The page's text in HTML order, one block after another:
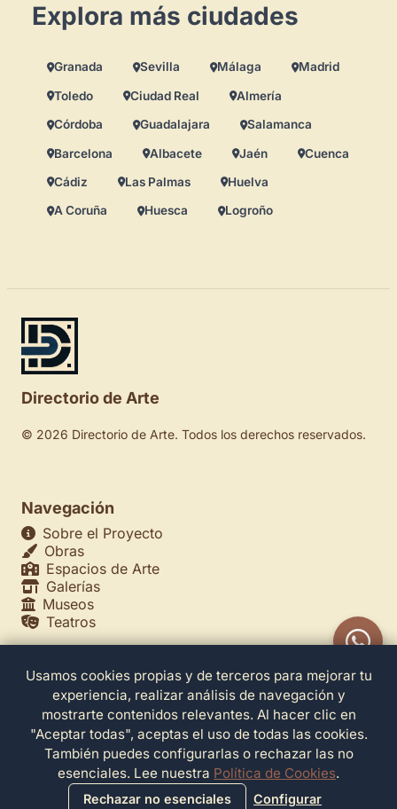
Explora más ciudades
Granada Sevilla Málaga Madrid
Toledo Ciudad Real Almería
Córdoba Guadalajara Salamanca
Barcelona Albacete Jaén Cuenca
Cádiz Las Palmas Huelva
A Coruña Huesca Logroño
Directorio de Arte
© 2026 Directorio de Arte. Todos los derechos reservados.
Navegación
Sobre el Proyecto
Obras
Espacios de Arte
Galerías
Museos
Teatros
Legales
Política de Privacidad
Política de Cookies
Configuración de Cookies
Términos de Servicio
Contacto
Usamos cookies propias y de terceros para mejorar tu
experiencia, realizar análisis de navegación y
mostrarte contenidos relevantes. Al hacer clic en
"Aceptar todas", aceptas el uso de todas las cookies.
También puedes configurarlas o rechazar las no
esenciales. Lee nuestra Política de Cookies.
Rechazar no esenciales Configurar